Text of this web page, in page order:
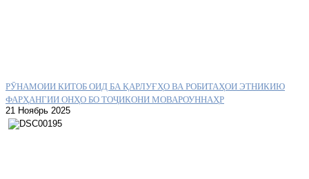
РӮНАМОИИ КИТОБ ОИД БА ҚАРЛУҒҲО ВА РОБИТАҲОИ ЭТНИКИЮ
ФАРҲАНГИИ ОНҲО БО ТОҶИКОНИ МОВАРОУННАҲР
21 Ноябрь 2025